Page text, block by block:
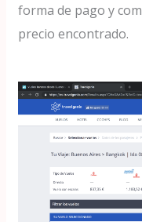
forma de pago y
precio encontrado.